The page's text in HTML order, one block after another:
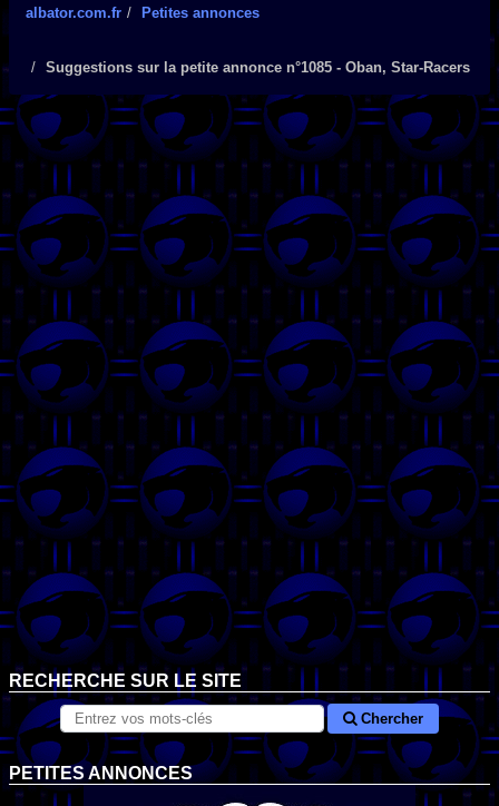
albator.com.fr Petites annonces
Suggestions sur la petite annonce n°1085 - Oban, Star-Racers
RECHERCHE SUR LE SITE
Chercher
PETITES ANNONCES